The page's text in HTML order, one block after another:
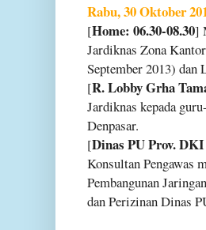
Rabu, 30 Oktober
[Home: 06.30-08.30]
Jardiknas Zona
September 2013)
[R. Lobby Grha
Jardiknas kepada
Denpasar.
[Dinas PU Prov.
Konsultan Pengawas
Pembangunan
dan Perizinan Dinas